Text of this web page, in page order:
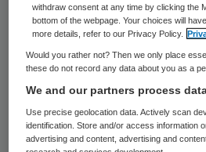
hield betalingen achter.
zorgverzekeraar hierin
De zaak draait om de
met 2017. Ciran had geen
VGZ, maar behandelde
zorgverzekeraar. Ciran
withdraw consent at any time by clicking the
bottom of the webpage. Your choices will
more details, refer to our Privacy Policy.
Would you rather not? Then we only place
these do not record any data about you as a
We and our partners process
Use precise geolocation data. Actively scan
identification. Store and/or access information
advertising and content, advertising and